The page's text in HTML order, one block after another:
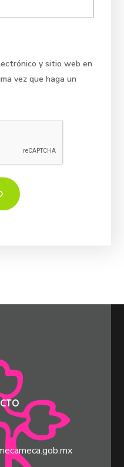
y sitio web en
vez que haga un